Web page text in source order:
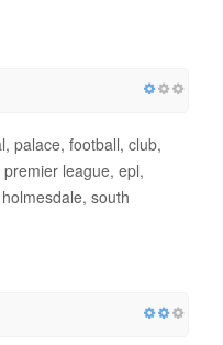
palace, football, club,
league, epl,
south